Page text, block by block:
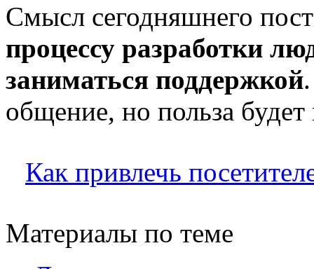
Смысл сегодняшнего
процессу разработки
заниматься поддержкой
общение, но польза
Как привлечь
Материалы по теме